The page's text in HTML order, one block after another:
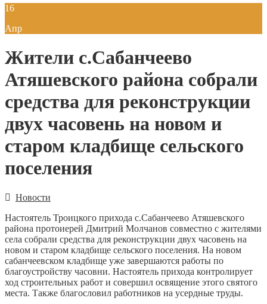
16
Апр
Жители с.Сабанчеево
Атяшевского района собрали
средства для реконструкции
двух часовень на новом и
старом кладбище сельского
поселения
Новости
Настоятель Троицкого прихода с.Сабанчеево Атяшевского
района протоиерей Дмитрий Молчанов совместно с жителями
села собрали средства для реконструкции двух часовень на
новом и старом кладбище сельского поселения. На новом
сабанчеевском кладбище уже завершаются работы по
благоустройству часовни. Настоятель прихода контролирует
ход строительных работ и совершил освящение этого святого
места. Также благословил работников на усердные труды.